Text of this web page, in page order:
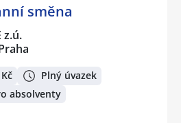
směna
z.ú.
Plný úvazek
absolventy